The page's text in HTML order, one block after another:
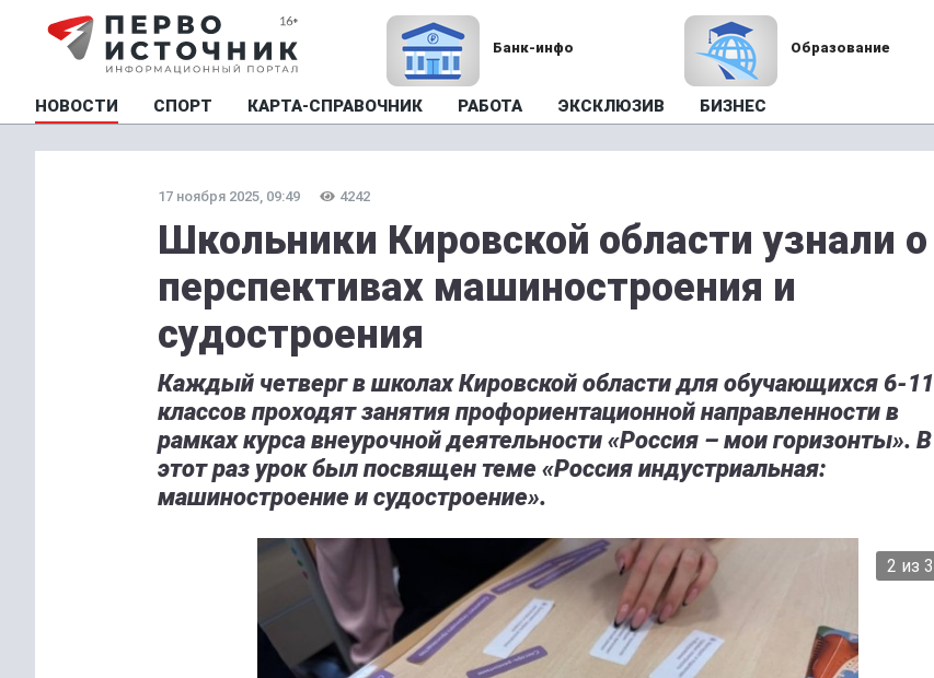
Банк-инфо Образование
НОВОСТИ СПОРТ КАРТА-СПРАВОЧНИК РАБОТА ЭКСКЛЮЗИВ БИЗНЕС
17 ноября 2025, 09:49 4242
Школьники Кировской области узнали о
перспективах машиностроения и
судостроения
Каждый четверг в школах Кировской области для обучающихся 6-11
классов проходят занятия профориентационной направленности в
рамках курса внеурочной деятельности «Россия – мои горизонты». В
этот раз урок был посвящен теме «Россия индустриальная:
машиностроение и судостроение».
2 из 3